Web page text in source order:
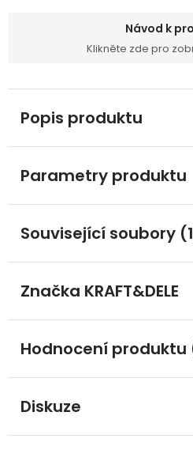
Návod k
Klikněte zde pro
Popis produktu
Parametry produktu
Související soubory
Značka KRAFT&DELE
Hodnocení produktu
Diskuze